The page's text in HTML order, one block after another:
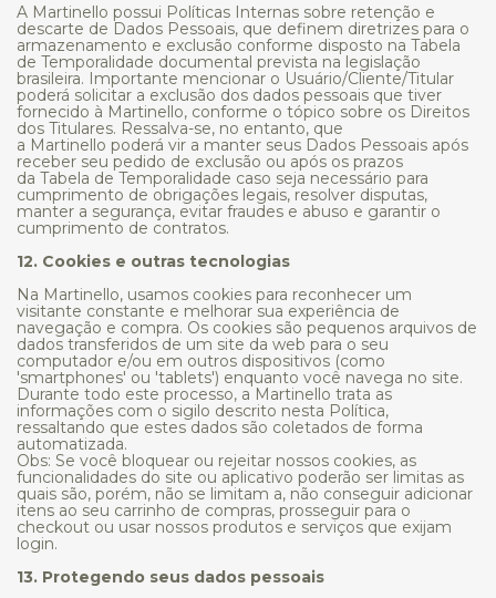
A Martinello possui Políticas Internas sobre retenção e
descarte de Dados Pessoais, que definem diretrizes para o
armazenamento e exclusão conforme disposto na Tabela
de Temporalidade documental prevista na legislação
brasileira. Importante mencionar o Usuário/Cliente/Titular
poderá solicitar a exclusão dos dados pessoais que tiver
fornecido à Martinello, conforme o tópico sobre os Direitos
dos Titulares. Ressalva-se, no entanto, que
a Martinello poderá vir a manter seus Dados Pessoais após
receber seu pedido de exclusão ou após os prazos
da Tabela de Temporalidade caso seja necessário para
cumprimento de obrigações legais, resolver disputas,
manter a segurança, evitar fraudes e abuso e garantir o
cumprimento de contratos.
12. Cookies e outras tecnologias
Na Martinello, usamos cookies para reconhecer um
visitante constante e melhorar sua experiência de
navegação e compra. Os cookies são pequenos arquivos de
dados transferidos de um site da web para o seu
computador e/ou em outros dispositivos (como
'smartphones' ou 'tablets') enquanto você navega no site.
Durante todo este processo, a Martinello trata as
informações com o sigilo descrito nesta Política,
ressaltando que estes dados são coletados de forma
automatizada.
Obs: Se você bloquear ou rejeitar nossos cookies, as
funcionalidades do site ou aplicativo poderão ser limitas as
quais são, porém, não se limitam a, não conseguir adicionar
itens ao seu carrinho de compras, prosseguir para o
checkout ou usar nossos produtos e serviços que exijam
login.
13. Protegendo seus dados pessoais